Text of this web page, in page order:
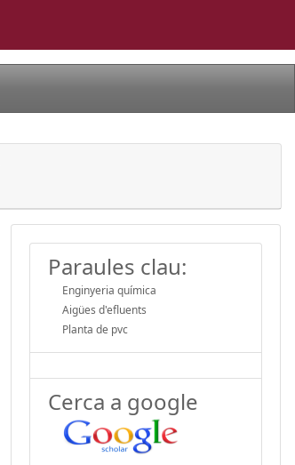
Paraules clau:
Enginyeria química
Aigües d'efluents
Planta de pvc
Cerca a google